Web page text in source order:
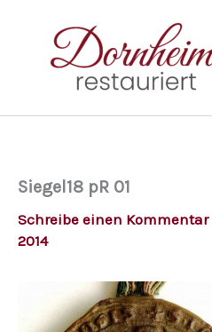
springen
Siegel18 pR 01
Schreibe einen Kommentar
2014